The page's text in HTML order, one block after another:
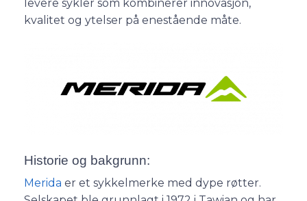
levere sykler som kombinerer innovasjon,
kvalitet og ytelser på enestående måte.
Historie og bakgrunn:
Merida er et sykkelmerke med dype røtter.